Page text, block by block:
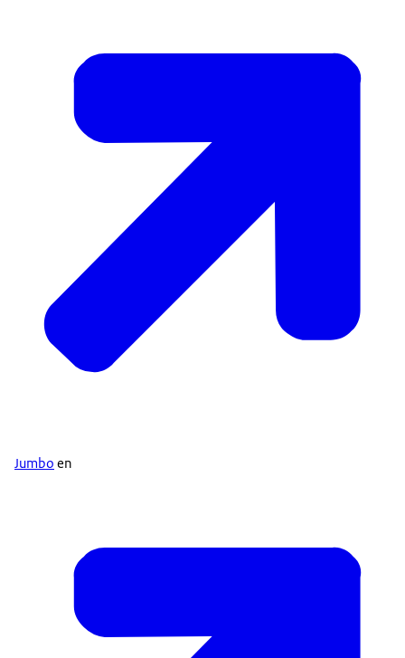
Jumbo en